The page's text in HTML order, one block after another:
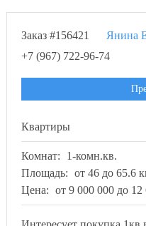
Заказ #156421
Янина
+7 (967) 722-96-74
Квартиры
Комнат:
1-комн.кв.
Площадь: от 46 до 65.6
Цена: от 9 000 000 до 12